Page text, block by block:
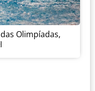
Olimpíadas,